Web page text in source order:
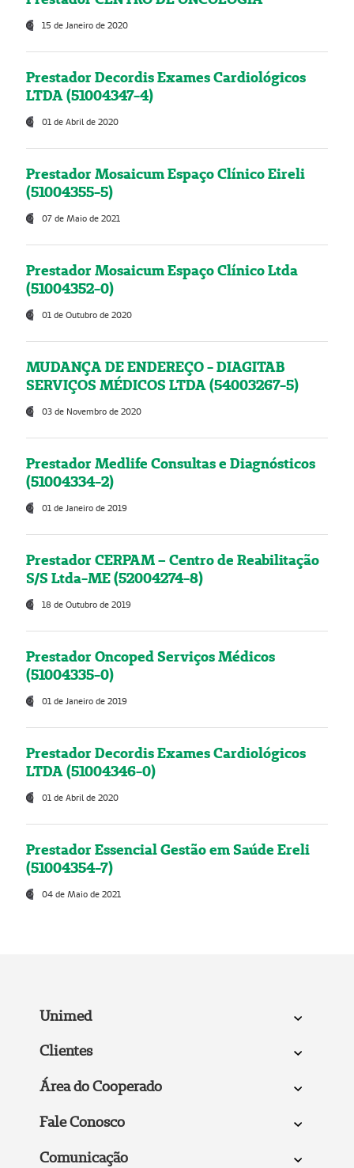
15 de Janeiro de 2020
Prestador Decordis Exames Cardiológicos
LTDA (51004347-4)
01 de Abril de 2020
Prestador Mosaicum Espaço Clínico Eireli
(51004355-5)
07 de Maio de 2021
Prestador Mosaicum Espaço Clínico Ltda
(51004352-0)
01 de Outubro de 2020
MUDANÇA DE ENDEREÇO - DIAGITAB
SERVIÇOS MÉDICOS LTDA (54003267-5)
03 de Novembro de 2020
Prestador Medlife Consultas e Diagnósticos
(51004334-2)
01 de Janeiro de 2019
Prestador CERPAM – Centro de Reabilitação
S/S Ltda-ME (52004274-8)
18 de Outubro de 2019
Prestador Oncoped Serviços Médicos
(51004335-0)
01 de Janeiro de 2019
Prestador Decordis Exames Cardiológicos
LTDA (51004346-0)
01 de Abril de 2020
Prestador Essencial Gestão em Saúde Ereli
(51004354-7)
04 de Maio de 2021
Unimed
Clientes
Área do Cooperado
Fale Conosco
Comunicação